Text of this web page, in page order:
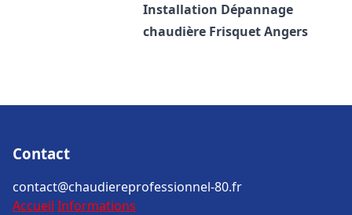
Installation Dépannage
chaudière FrisquetAngers
Contact
contact@chaudiereprofessionnel-80.fr
Accueil Informations